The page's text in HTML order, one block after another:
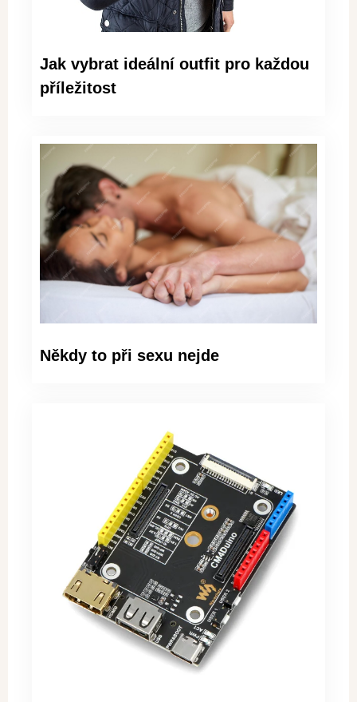
Jak vybrat ideální outfit pro každou
příležitost
Někdy to při sexu nejde